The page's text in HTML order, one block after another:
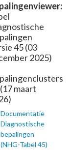
45 (03
2025)
maart
Documentatie
Diagnostische
bepalingen
(NHG-Tabel 45)